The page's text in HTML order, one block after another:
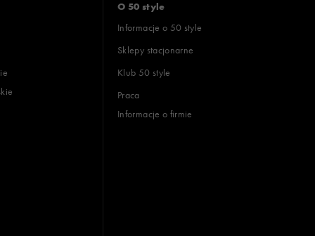
O 50 style
Informacje o 50 style
Sklepy stacjonarne
Klub 50 style
Praca
Informacje o firmie